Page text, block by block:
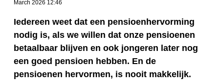
March 2026 12:46
Iedereen weet dat een pensioenhervorming
nodig is, als we willen dat onze pensioenen
betaalbaar blijven en ook jongeren later nog
een goed pensioen hebben. En de
pensioenen hervormen, is nooit makkelijk.